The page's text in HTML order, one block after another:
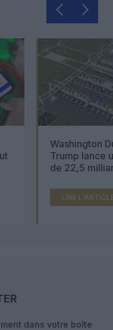
Washington
Trump lance
de 22,5
LIRE
dans votre boîte